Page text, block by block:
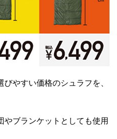
やすい価格のシュラフを、
やブランケットとしても使用